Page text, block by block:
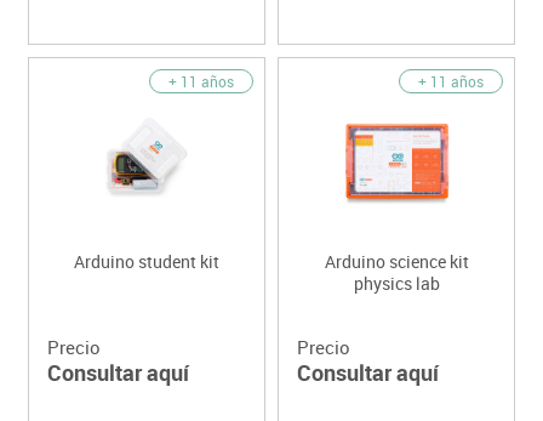
+ 11 años
Arduino student kit
Precio
Consultar aquí
+ 11 años
Arduino science kit
physics lab
Precio
Consultar aquí